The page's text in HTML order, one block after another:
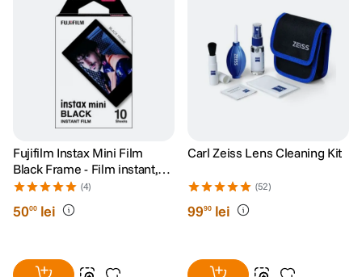
Fujifilm Instax Mini Film
Black Frame - Film instant,
10 bucati
(4)
5000 lei
Carl Zeiss Lens Cleaning Kit
(52)
9990 lei